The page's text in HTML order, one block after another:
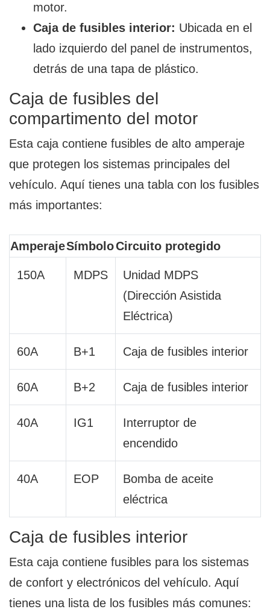
motor.
Caja de fusibles interior: Ubicada en el
lado izquierdo del panel de instrumentos,
detrás de una tapa de plástico.
Caja de fusibles del
compartimento del motor
Esta caja contiene fusibles de alto amperaje
que protegen los sistemas principales del
vehículo. Aquí tienes una tabla con los fusibles
más importantes:
AmperajeSímboloCircuito protegido
150A MDPS
Unidad MDPS
(Dirección Asistida
Eléctrica)
60A B+1 Caja de fusibles interior
60A B+2 Caja de fusibles interior
40A IG1
Interruptor de
encendido
40A EOP
Bomba de aceite
eléctrica
Caja de fusibles interior
Esta caja contiene fusibles para los sistemas
de confort y electrónicos del vehículo. Aquí
tienes una lista de los fusibles más comunes: